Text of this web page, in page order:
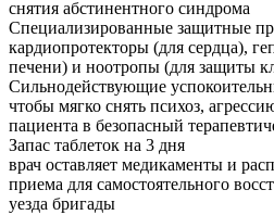
снятия абстинентного синдрома
Специализированные защитные
кардиопротекторы (для сердца),
печени) и ноотропы (для защиты
Сильнодействующие
чтобы мягко снять психоз,
пациента в безопасный
Запас таблеток на 3 дня
врач оставляет медикаменты и
приема для самостоятельного
уезда бригады